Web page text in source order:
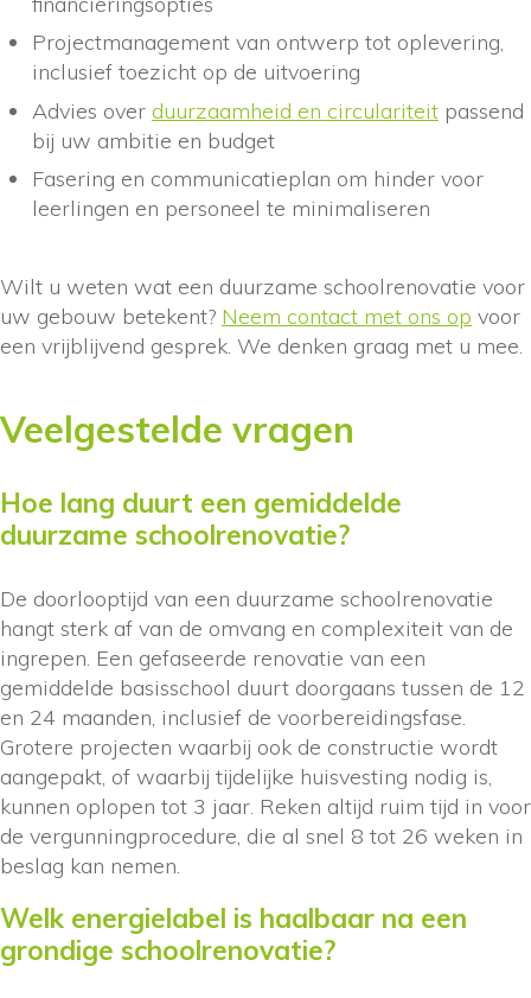
Projectmanagement van ontwerp tot oplevering,
inclusief toezicht op de uitvoering
Advies over duurzaamheid en circulariteit passend
bij uw ambitie en budget
Fasering en communicatieplan om hinder voor
leerlingen en personeel te minimaliseren
Wilt u weten wat een duurzame schoolrenovatie voor
uw gebouw betekent? Neem contact met ons op voor
een vrijblijvend gesprek. We denken graag met u mee.
Veelgestelde vragen
Hoe lang duurt een gemiddelde
duurzame schoolrenovatie?
De doorlooptijd van een duurzame schoolrenovatie
hangt sterk af van de omvang en complexiteit van de
ingrepen. Een gefaseerde renovatie van een
gemiddelde basisschool duurt doorgaans tussen de 12
en 24 maanden, inclusief de voorbereidingsfase.
Grotere projecten waarbij ook de constructie wordt
aangepakt, of waarbij tijdelijke huisvesting nodig is,
kunnen oplopen tot 3 jaar. Reken altijd ruim tijd in voor
de vergunningprocedure, die al snel 8 tot 26 weken in
beslag kan nemen.
Welk energielabel is haalbaar na een
grondige schoolrenovatie?